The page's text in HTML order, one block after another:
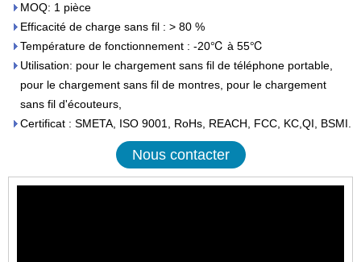
MOQ: 1 pièce
Efficacité de charge sans fil : > 80 %
Température de fonctionnement : -20℃ à 55℃
Utilisation: pour le chargement sans fil de téléphone portable,
pour le chargement sans fil de montres, pour le chargement
sans fil d'écouteurs,
Certificat : SMETA, ISO 9001, RoHs, REACH, FCC, KC,QI, BSMI.
Nous contacter